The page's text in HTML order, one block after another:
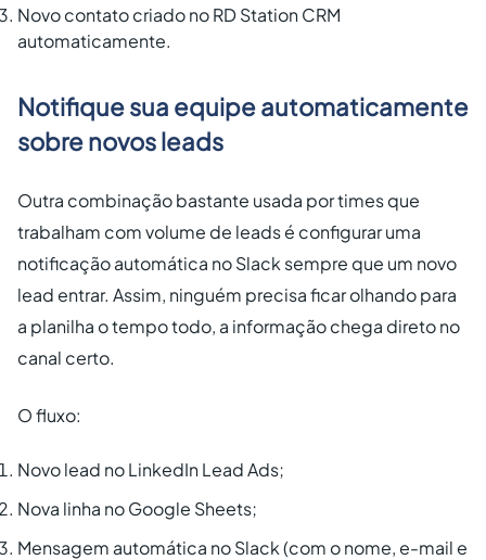
Novo contato criado no RD Station CRM
automaticamente.
Notifique sua equipe automaticamente
sobre novos leads
Outra combinação bastante usada por times que
trabalham com volume de leads é configurar uma
notificação automática no Slack sempre que um novo
lead entrar. Assim, ninguém precisa ficar olhando para
a planilha o tempo todo, a informação chega direto no
canal certo.
O fluxo:
Novo lead no LinkedIn Lead Ads;
Nova linha no Google Sheets;
Mensagem automática no Slack (com o nome, e-mail e